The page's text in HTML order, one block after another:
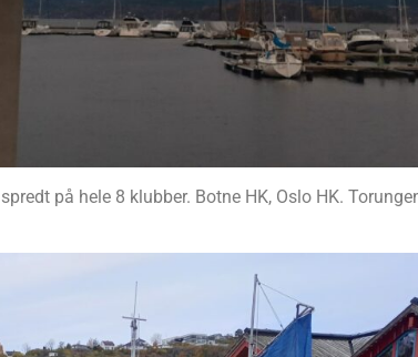
på hele 8 klubber. Botne HK, Oslo HK.